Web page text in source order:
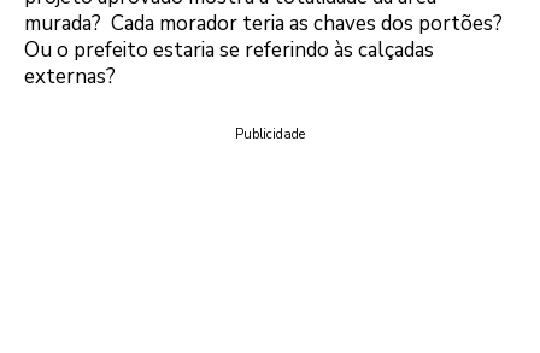
murada? Cada morador teria as chaves dos portões?
Ou o prefeito estaria se referindo às calçadas
externas?
Publicidade